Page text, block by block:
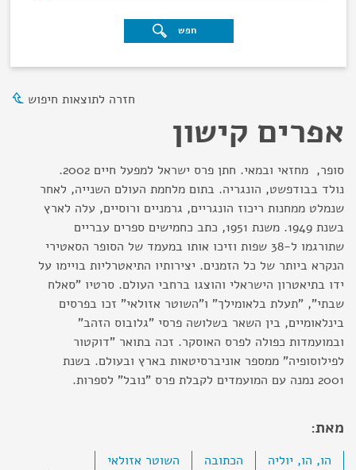
חפש
חזרה לתוצאות חיפוש
אפרים קישון
סופר, מחזאי ובמאי. חתן פרס ישראל למפעל חיים 2002.
נולד בבודפשט, הונגריה. בתום מלחמת העולם השנייה, לאחר
שנמלט ממחנות ריכוז הונגריים, גרמניים ורוסיים, עלה לארץ
בשנת 1949. משנת 1951, כתב כחמישים ספרים עבריים
שתורגמו ל-38 שפות וזיכו אותו במעמד של הסופר הסאטירי
הנקרא ביותר של כל הזמנים. יצירותיו התיאטרליות בויימו על
ידו בתיאטרון הישראלי והוצגו ברחבי העולם. סרטיו "סאלח
שבתי", "תעלת בלאומילך" ו"השוטר אזולאי" זכו בפרסים
בינלאומיים, בין השאר בשלושה פרסי "גלובוס הזהב"
ובמועמדות כפולה לפרס האוסקר. זכה בתואר "דוקטור
לפילוסופיה" ממספר אוניברסיטאות בארץ ובעולם. בשנת
2001 נמנה עם המועמדים לקבלת פרס "נובל" לספרות.
מאת:
הו, הו, יוליה הכתובה
השוטר אזולאי